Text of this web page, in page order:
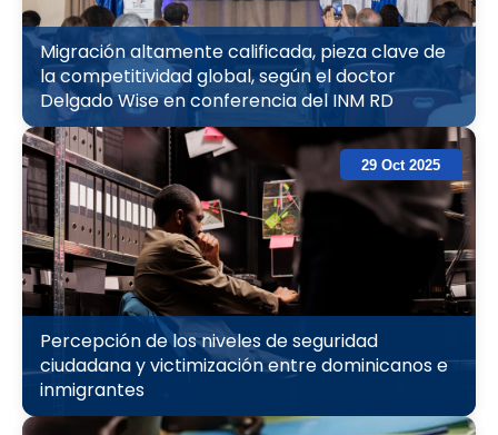
Migración altamente calificada, pieza clave de
la competitividad global, según el doctor
Delgado Wise en conferencia del INM RD
29 Oct 2025
Percepción de los niveles de seguridad
ciudadana y victimización entre dominicanos e
inmigrantes